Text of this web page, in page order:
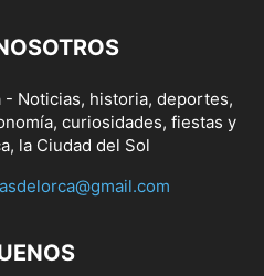
- Noticias, historia, deportes,
curiosidades, fiestas y
la Ciudad del Sol